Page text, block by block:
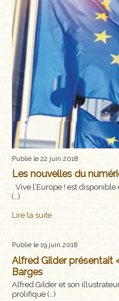
Publié le 22 juin 2018
Les nouvelles du
Vive l’Europe ! est
(…)
Lire la suite
Publié le 19 juin 2018
Alfred Gilder présentait
Barges
Alfred Gilder et son
prolifique (…)